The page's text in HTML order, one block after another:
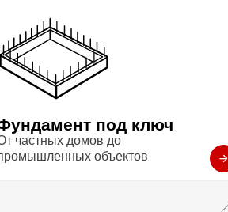
под ключ
частных домов до
объектов